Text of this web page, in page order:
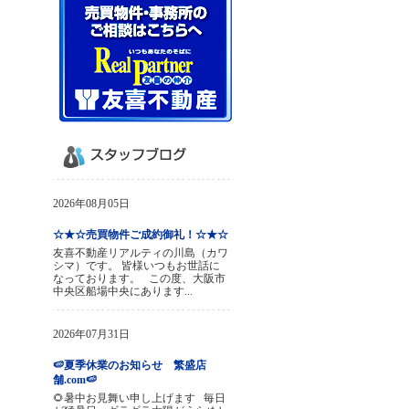
2026年08月05日
☆★☆売買物件ご成約御礼！☆★☆
友喜不動産リアルティの川島（カワ
シマ）です。 皆様いつもお世話に
なっております。 この度、大阪市
中央区船場中央にあります...
2026年07月31日
🍉夏季休業のお知らせ 繁盛店
舗.com🍉
🌻暑中お見舞い申し上げます 毎日